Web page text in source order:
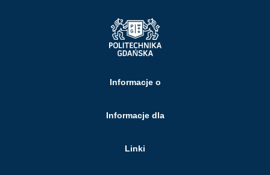
Informacje o
Informacje dla
Linki